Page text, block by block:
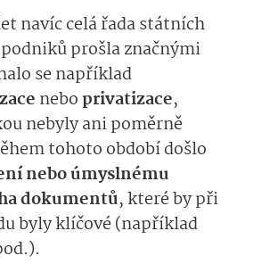
navíc celá řada státních
prošla značnými
se například
nebo privatizace,
nebyly ani poměrně
tohoto období došlo
nebo úmyslnému
dokumentů, které by při
byly klíčové (například